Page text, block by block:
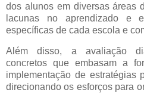
dos alunos em diversas áreas
lacunas no aprendizado e
específicas de cada escola e
Além disso, a avaliação
concretos que embasam a
implementação de estratégias
direcionando os esforços para